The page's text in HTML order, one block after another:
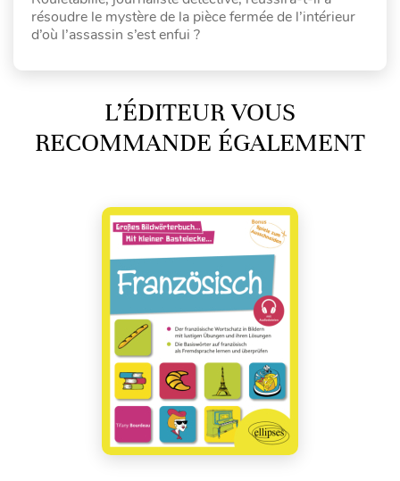
résoudre le mystère de la pièce fermée de l’intérieur
d’où l’assassin s’est enfui ?
L’ÉDITEUR VOUS
RECOMMANDE ÉGALEMENT